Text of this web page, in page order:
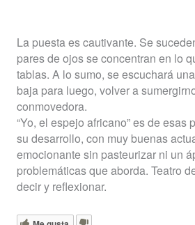
La puesta es cautivante. Se
pares de ojos se concentran en lo
tablas. A lo sumo, se escuchará
baja para luego, volver a
conmovedora.
“Yo, el espejo africano” es de esas
su desarrollo, con muy buenas
emocionante sin pasteurizar ni un
problemáticas que aborda. Teatro
decir y reflexionar.